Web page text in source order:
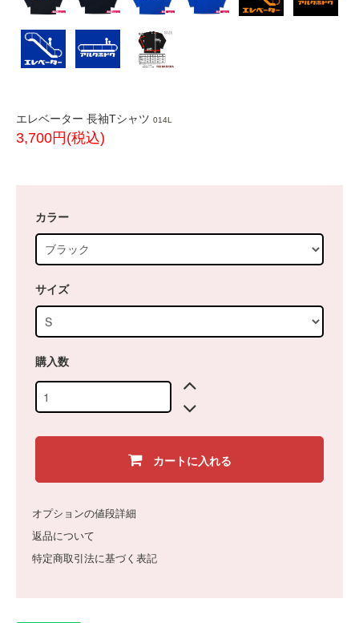
エレベーター 長袖Tシャツ 014L
3,700円(税込)
カラー
サイズ
購入数
カートに入れる
オプションの値段詳細
返品について
特定商取引法に基づく表記